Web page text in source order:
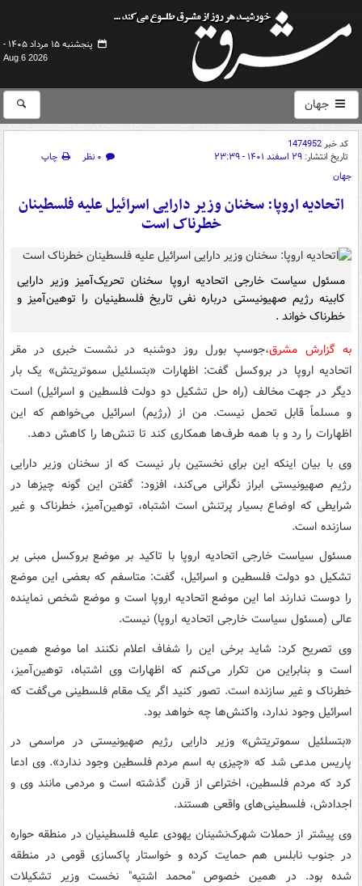
پنجشنبه ۱۵ مرداد ۱۴۰۵ -
Aug 6 2026
جهان
کد خبر1474952
تاریخ انتشار: ۲۹ اسفند ۱۴۰۱ - ۲۳:۳۹ ۰ نظر
چاپ
جهان
اتحادیه اروپا: سخنان وزیر دارایی اسرائیل علیه فلسطینان
خطرناک است
مسئول سیاست خارجی اتحادیه اروپا سخنان تحریک‌آمیز وزیر دارایی
کابینه رژیم صهیونیستی درباره نفی تاریخ فلسطینیان را توهین‌آمیز و
خطرناک خواند .
به گزارش مشرق،جوسپ بورل روز دوشنبه در نشست خبری در مقر
اتحادیه اروپا در بروکسل گفت: اظهارات «بتسلئیل سموتریتش» یک بار
دیگر در جهت مخالف (راه‌ حل تشکیل دو دولت فلسطین و اسرائیل) است
و مسلماً قابل تحمل نیست. من از (رژیم) اسرائیل می‌خواهم که این
اظهارات را رد و با همه طرف‌ها همکاری کند تا تنش‌ها را کاهش دهد.
وی با بیان اینکه این برای نخستین بار نیست که از سخنان وزیر دارایی
رژیم صهیونیستی ابراز نگرانی می‌کند، افزود: گفتن این گونه چیزها در
شرایطی که اوضاع بسیار پرتنش است اشتباه، توهین‌آمیز، خطرناک و غیر
سازنده است.
مسئول سیاست خارجی اتحادیه اروپا با تاکید بر موضع بروکسل مبنی بر
تشکیل دو دولت فلسطین و اسرائیل، گفت: متاسفم که بعضی این موضع
را دوست ندارند اما این موضع اتحادیه اروپا است و موضع شخص نماینده
عالی (مسئول سیاست خارجی اتحادیه اروپا) نیست.
وی تصریح کرد:‌ شاید برخی این را شفاف اعلام نکنند اما موضع همین
است و بنابراین من تکرار می‌کنم که اظهارات وی اشتباه، توهین‌آمیز،
خطرناک و غیر سازنده است. تصور کنید اگر یک مقام فلسطینی می‌گفت که
اسرائیل وجود ندارد، واکنش‌ها چه خواهد بود.
«بتسلئیل سموتریتش» وزیر دارایی رژیم صهیونیستی در مراسمی در
پاریس مدعی شد که «چیزی به اسم مردم فلسطین وجود ندارد». وی ادعا
کرد که مردم فلسطین، اختراعی از قرن گذشته است و مردمی مانند وی و
اجدادش، فلسطینی‌های واقعی هستند.
وی پیشتر از حملات شهرک‌نشینان یهودی علیه فلسطینیان در منطقه حواره
در جنوب نابلس هم حمایت کرده و خواستار پاکسازی قومی در منطقه
شده بود. در همین خصوص "محمد اشتیه" نخست وزیر تشکیلات